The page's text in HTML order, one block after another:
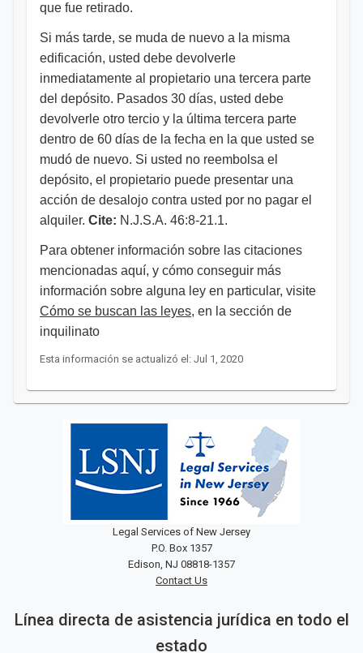
que fue retirado.
Si más tarde, se muda de nuevo a la misma
edificación, usted debe devolverle
inmediatamente al propietario una tercera parte
del depósito. Pasados 30 días, usted debe
devolverle otro tercio y la última tercera parte
dentro de 60 días de la fecha en la que usted se
mudó de nuevo. Si usted no reembolsa el
depósito, el propietario puede presentar una
acción de desalojo contra usted por no pagar el
alquiler. Cite: N.J.S.A. 46:8-21.1.
Para obtener información sobre las citaciones
mencionadas aquí, y cómo conseguir más
información sobre alguna ley en particular, visite
Cómo se buscan las leyes, en la sección de
inquilinato ​
Esta información se actualizó el: Jul 1, 2020
Legal Services of New Jersey
P.O. Box 1357
Edison, NJ 08818-1357
Contact Us
Línea directa de asistencia jurídica en todo el
estado